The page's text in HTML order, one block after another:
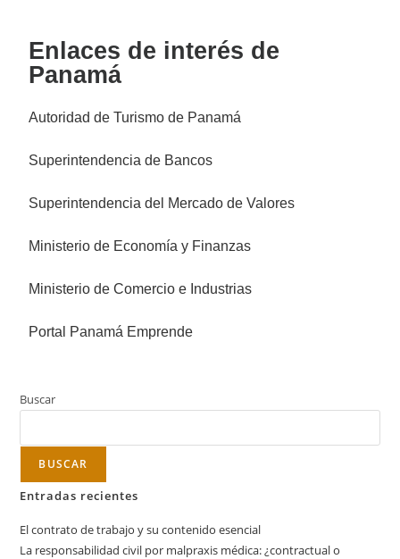
Enlaces de interés de
Panamá
Autoridad de Turismo de Panamá
Superintendencia de Bancos
Superintendencia del Mercado de Valores
Ministerio de Economía y Finanzas
Ministerio de Comercio e Industrias
Portal Panamá Emprende
Buscar
BUSCAR
Entradas recientes
El contrato de trabajo y su contenido esencial
La responsabilidad civil por malpraxis médica: ¿contractual o